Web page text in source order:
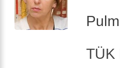
TÜK